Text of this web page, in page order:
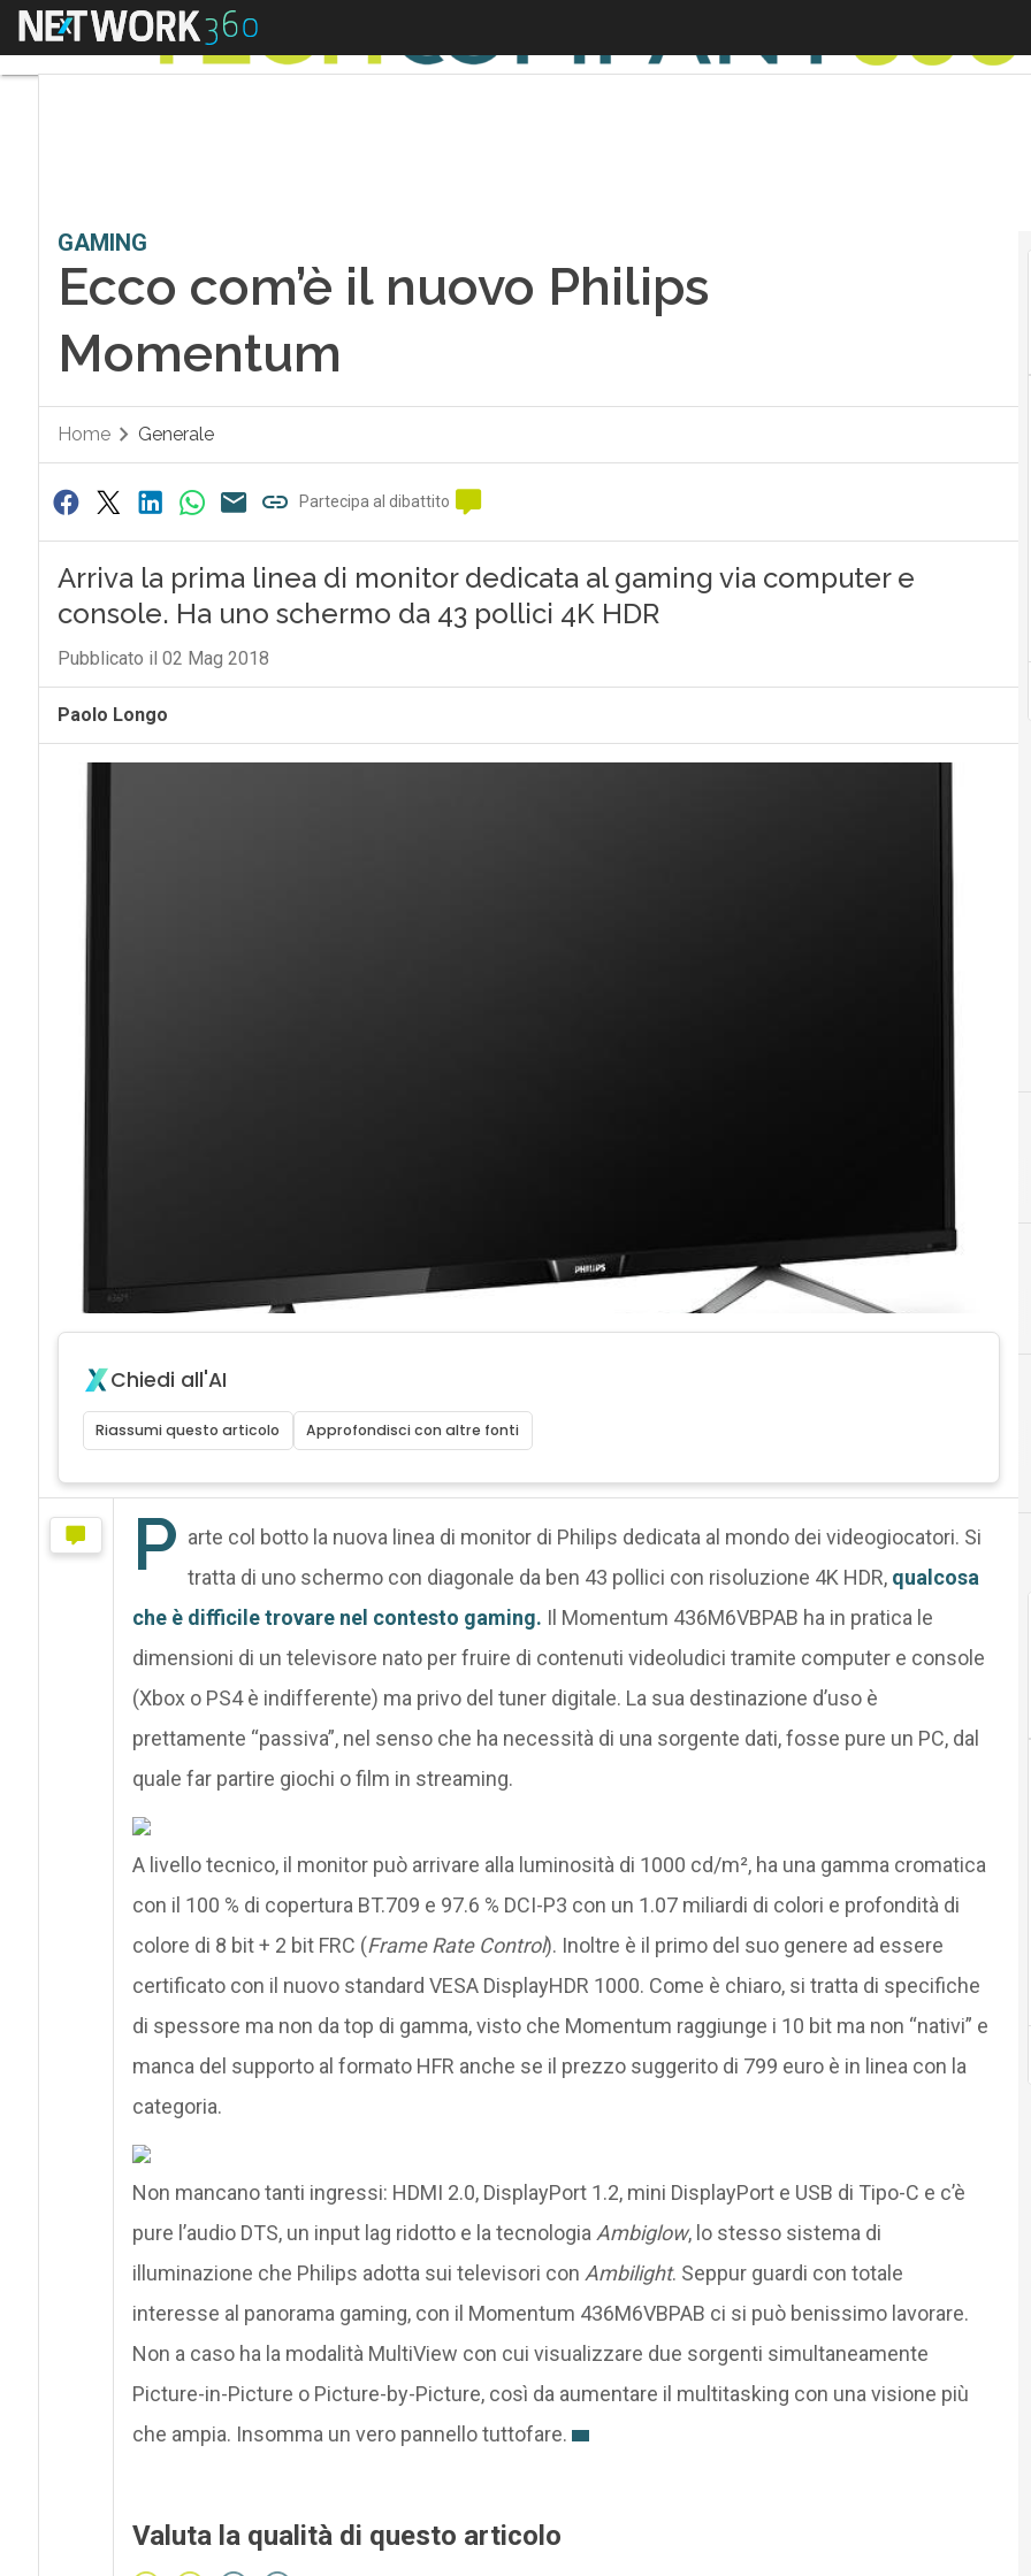
Menu
GAMING
Ecco com’è il nuovo Philips
Momentum
Home Generale
Partecipa al dibattito
Arriva la prima linea di monitor dedicata al gaming via computer e
console. Ha uno schermo da 43 pollici 4K HDR
Pubblicato il 02 Mag 2018
Paolo Longo
Chiedi all'AI
Riassumi questo articolo Approfondisci con altre fonti
P arte col botto la nuova linea di monitor di Philips dedicata al mondo dei videogiocatori. Si
tratta di uno schermo con diagonale da ben 43 pollici con risoluzione 4K HDR,qualcosa
che è difficile trovare nel contesto gaming. Il Momentum 436M6VBPAB ha in pratica le
dimensioni di un televisore nato per fruire di contenuti videoludici tramite computer e console
(Xbox o PS4 è indifferente) ma privo del tuner digitale. La sua destinazione d’uso è
prettamente “passiva”, nel senso che ha necessità di una sorgente dati, fosse pure un PC, dal
quale far partire giochi o film in streaming.
A livello tecnico, il monitor può arrivare alla luminosità di 1000 cd/m², ha una gamma cromatica
con il 100 % di copertura BT.709 e 97.6 % DCI-P3 con un 1.07 miliardi di colori e profondità di
colore di 8 bit + 2 bit FRC (Frame Rate Control). Inoltre è il primo del suo genere ad essere
certificato con il nuovo standard VESA DisplayHDR 1000. Come è chiaro, si tratta di specifiche
di spessore ma non da top di gamma, visto che Momentum raggiunge i 10 bit ma non “nativi” e
manca del supporto al formato HFR anche se il prezzo suggerito di 799 euro è in linea con la
categoria.
Non mancano tanti ingressi: HDMI 2.0, DisplayPort 1.2, mini DisplayPort e USB di Tipo-C e c’è
pure l’audio DTS, un input lag ridotto e la tecnologia Ambiglow, lo stesso sistema di
illuminazione che Philips adotta sui televisori con Ambilight. Seppur guardi con totale
interesse al panorama gaming, con il Momentum 436M6VBPAB ci si può benissimo lavorare.
Non a caso ha la modalità MultiView con cui visualizzare due sorgenti simultaneamente
Picture-in-Picture o Picture-by-Picture, così da aumentare il multitasking con una visione più
che ampia. Insomma un vero pannello tuttofare.
Valuta la qualità di questo articolo